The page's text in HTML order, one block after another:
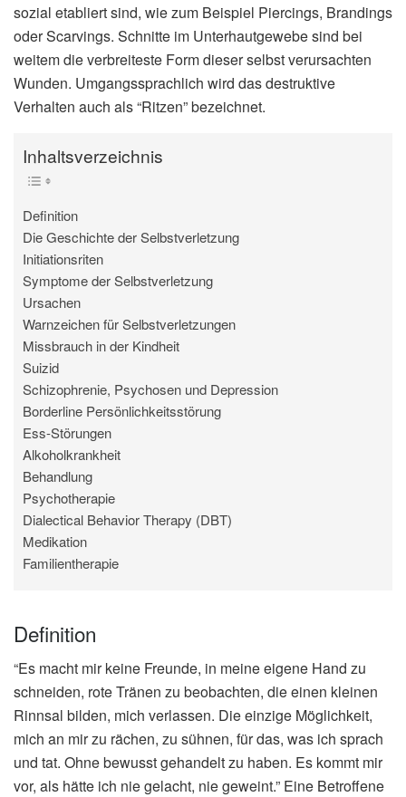
sozial etabliert sind, wie zum Beispiel Piercings, Brandings
oder Scarvings. Schnitte im Unterhautgewebe sind bei
weitem die verbreiteste Form dieser selbst verursachten
Wunden. Umgangssprachlich wird das destruktive
Verhalten auch als “Ritzen” bezeichnet.
Inhaltsverzeichnis
Definition
Die Geschichte der Selbstverletzung
Initiationsriten
Symptome der Selbstverletzung
Ursachen
Warnzeichen für Selbstverletzungen
Missbrauch in der Kindheit
Suizid
Schizophrenie, Psychosen und Depression
Borderline Persönlichkeitsstörung
Ess-Störungen
Alkoholkrankheit
Behandlung
Psychotherapie
Dialectical Behavior Therapy (DBT)
Medikation
Familientherapie
Definition
“Es macht mir keine Freunde, in meine eigene Hand zu
schneiden, rote Tränen zu beobachten, die einen kleinen
Rinnsal bilden, mich verlassen. Die einzige Möglichkeit,
mich an mir zu rächen, zu sühnen, für das, was ich sprach
und tat. Ohne bewusst gehandelt zu haben. Es kommt mir
vor, als hätte ich nie gelacht, nie geweint.” Eine Betroffene